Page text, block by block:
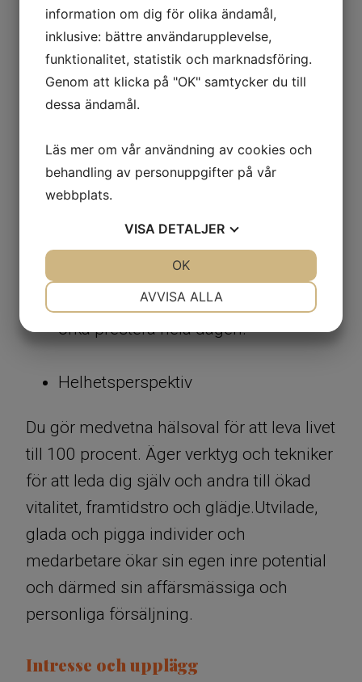
relationer, samverkan och
service med ett
lösningsfokuserat och
coachande förhållningssätt.
Meningsfullt arbetets- o vardagsliv i
Flow
Återhämtning, så du skapar ett
effektivt & balanserat livspussel med
lösningsfokuserade verktyg för
stresshantering, kvalitetssömn och
orka prestera hela dagen.
Helhetsperspektiv
​​​​​​​Du gör medvetna hälsoval för att leva livet
till 100 procent. Äger verktyg och tekniker
för att leda dig själv och andra till ökad
vitalitet, framtidstro och glädje.Utvilade,
glada och pigga individer och
medarbetare ökar sin egen inre potential
och därmed sin affärsmässiga och
personliga försäljning.
Intresse och upplägg
information om dig för olika ändamål,
inklusive: bättre användarupplevelse,
funktionalitet, statistik och marknadsföring.
Genom att klicka på "OK" samtycker du till
dessa ändamål.
Läs mer om vår användning av cookies och
behandling av personuppgifter på vår
webbplats.
VISA DETALJER
AVVISA ALLA
OK